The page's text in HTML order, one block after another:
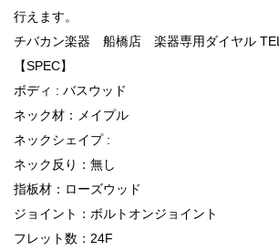
行えます。
チバカン楽器 船橋店 楽器専用ダイヤル
【SPEC】
ボディ : バスウッド
ネック材：メイプル
ネックシェイプ :
ネック反り：無し
指板材：ローズウッド
ジョイント：ボルトオンジョイント
フレット数：24F